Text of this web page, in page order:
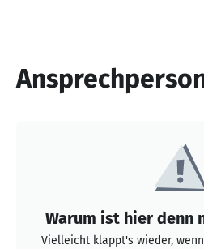
Warum ist hier denn
Vielleicht klappt's wieder,